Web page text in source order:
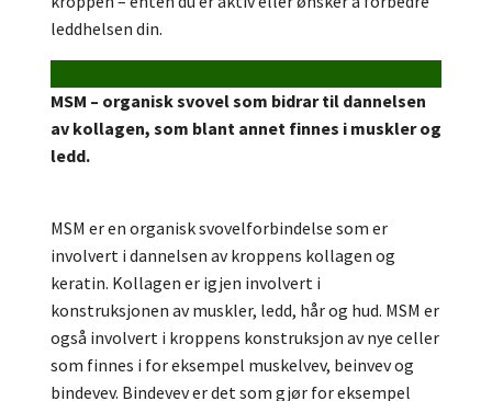
leddhelsen din.
MSM – organisk svovel som bidrar til dannelsen
av kollagen, som blant annet finnes i muskler og
ledd.
MSM er en organisk svovelforbindelse som er
involvert i dannelsen av kroppens kollagen og
keratin. Kollagen er igjen involvert i
konstruksjonen av muskler, ledd, hår og hud. MSM er
også involvert i kroppens konstruksjon av nye celler
som finnes i for eksempel muskelvev, beinvev og
bindevev. Bindevev er det som gjør for eksempel